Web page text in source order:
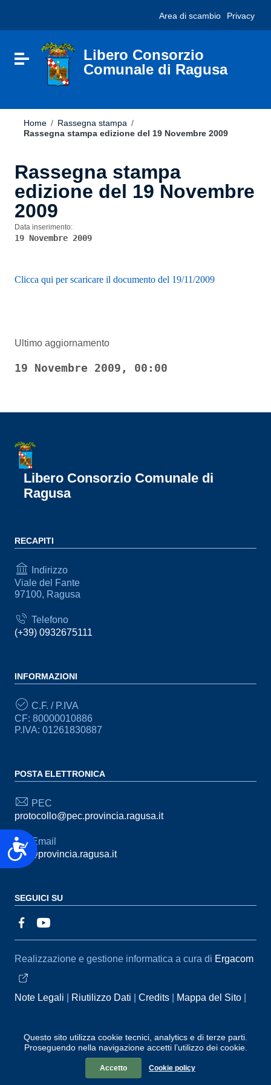
sito
include
Accessibilità
Questo sito utilizza cookie tecnici, analytics e di terze parti.
Proseguendo nella navigazione accetti l’utilizzo dei cookie.
Accetto Cookie policy
Vai al footer
Area di scambio Privacy
Attiva / disattiva la navigazione
Libero Consorzio
Comunale di Ragusa
Home / Rassegna stampa /
Rassegna stampa edizione del 19 Novembre 2009
Rassegna stampa
edizione del 19 Novembre
2009
Data inserimento:
19 Novembre 2009
Clicca qui per scaricare il documento del 19/11/2009
Ultimo aggiornamento
19 Novembre 2009, 00:00
Libero Consorzio Comunale di
Ragusa
RECAPITI
Indirizzo
Viale del Fante
97100, Ragusa
Telefono
(+39) 0932675111
INFORMAZIONI
C.F. / P.IVA
CF: 80000010886
P.IVA: 01261830887
POSTA ELETTRONICA
PEC
protocollo@pec.provincia.ragusa.it
Email
urp@provincia.ragusa.it
SEGUICI SU
Sezione Link Utili
Realizzazione e gestione informatica a cura di Ergacom
Note Legali Riutilizzo Dati Credits
Mappa del Sito
Segnalazioni
Statistiche accessi
Dichiarazione di
Accessibilità